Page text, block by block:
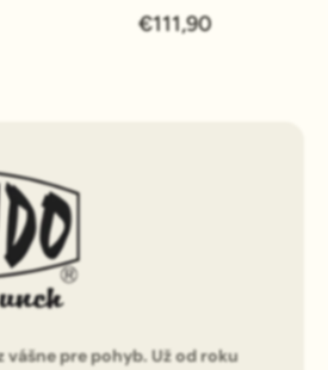
€111,90
vášne pre pohyb. Už od roku